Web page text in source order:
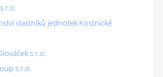
vlastníků jednotek Kostnické
s.r.o.
s.r.o.